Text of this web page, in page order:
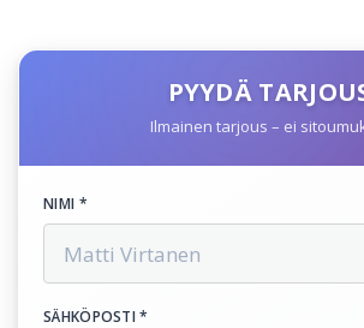
PYYDÄ
Ilmainen tarjous – ei
NIMI *
SÄHKÖPOSTI *